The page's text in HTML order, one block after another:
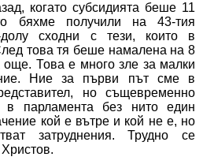
когато субсидията беше 11
бяхме получили на 43-тия
долу сходни с тези, които в
това тя беше намалена на 8
Това е много зле за малки
Ние за първи път сме в
но същевременно
парламента без нито един
кой е вътре и кой не е, но
затруднения. Трудно се